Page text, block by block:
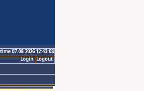
07.08.2026 12:43:08
Logout
Login